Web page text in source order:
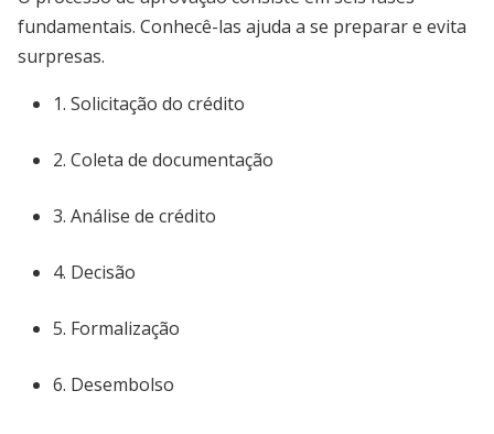
fundamentais. Conhecê-las ajuda a se preparar e evita
surpresas.
1. Solicitação do crédito
2. Coleta de documentação
3. Análise de crédito
4. Decisão
5. Formalização
6. Desembolso